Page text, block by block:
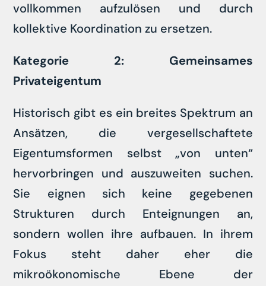
vollkommen aufzulösen und durch
kollektive Koordination zu ersetzen.
Kategorie 2: Gemeinsames
Privateigentum
Historisch gibt es ein breites Spektrum an
Ansätzen, die vergesellschaftete
Eigentumsformen selbst „von unten“
hervorbringen und auszuweiten suchen.
Sie eignen sich keine gegebenen
Strukturen durch Enteignungen an,
sondern wollen ihre aufbauen. In ihrem
Fokus steht daher eher die
mikroökonomische Ebene der